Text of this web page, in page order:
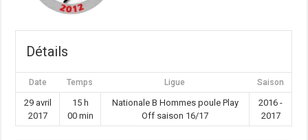
Détails
Date Temps Ligue Saison
29 avril
2017
15 h
00 min
Nationale B Hommes poule Play
Off saison 16/17
2016 -
2017